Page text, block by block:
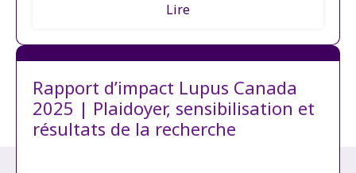
Lire
Rapport d’impact Lupus Canada
2025 | Plaidoyer, sensibilisation et
résultats de la recherche